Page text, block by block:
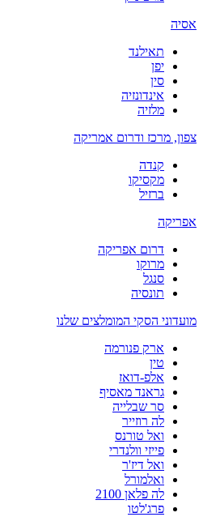
אסיה
תאילנד
יפן
סין
אינדונזיה
מלזיה
צפון, מרכז ודרום אמריקה
קנדה
מקסיקו
ברזיל
אפריקה
דרום אפריקה
מרוקו
סנגל
תונסיה
מועדוני הסקי המומלצים שלנו
ארק פנורמה
טין
אלפ-דואז
גראנד מאסיף
סר שבלייה
לה רוזייר
ואל טורנס
פייזי וולנדרי
ואל דיז'ר
ואלמורל
לה פלאן 2100
פרג'לטו